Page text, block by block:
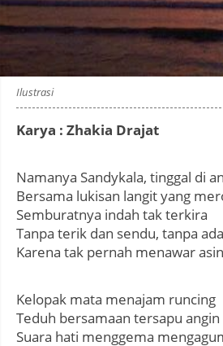
Ilustrasi
Karya : Zhakia Drajat
Namanya Sandykala, tinggal di
Bersama lukisan langit yang
Semburatnya indah tak terkira
Tanpa terik dan sendu, tanpa
Karena tak pernah menawar
Kelopak mata menajam runcing
Teduh bersamaan tersapu angin
Suara hati menggema